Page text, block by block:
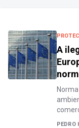
A
PEDRO